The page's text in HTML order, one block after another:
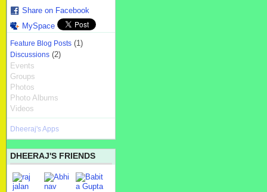
Share on Facebook
MySpace
Feature Blog Posts (1)
Discussions (2)
Events
Groups
Photos
Photo Albums
Videos
Dheeraj's Apps
DHEERAJ'S FRIENDS